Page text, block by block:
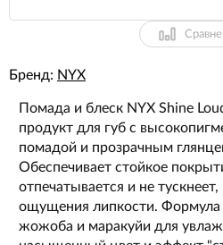
Бренд: NYX
Помада и блеск NYX Shine
продукт для губ с
помадой и прозрачным
Обеспечивает стойкое
отпечатывается и не
ощущения липкости.
жожоба и маракуйи для